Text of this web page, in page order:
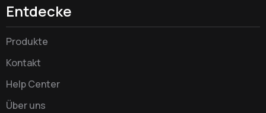
Entdecke
Produkte
Kontakt
Help Center
Über uns